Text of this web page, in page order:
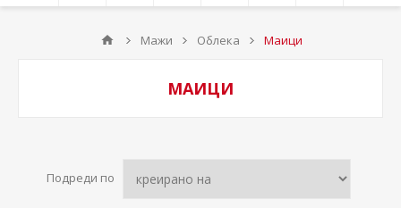
Мажи Облека Маици
МАИЦИ
Подреди по